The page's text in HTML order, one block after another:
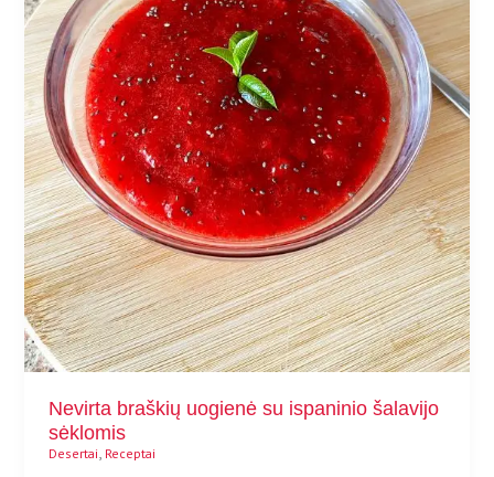
Nevirta braškių uogienė su ispaninio šalavijo
sėklomis
Desertai, Receptai